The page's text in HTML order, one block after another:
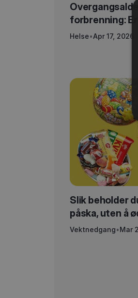
forbrenning:
Helse•Apr 17, 2026
Slik beholder
påska, uten å
Vektnedgang• Mar